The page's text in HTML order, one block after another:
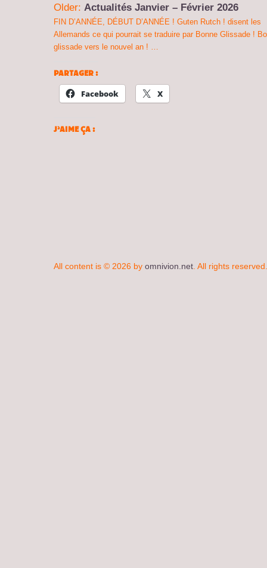
Older: Actualités Janvier – Février 2026
FIN D’ANNÉE, DÉBUT D’ANNÉE ! Guten Rutch ! disent les
Allemands ce qui pourrait se traduire par Bonne Glissade !
glissade vers le nouvel an ! …
PARTAGER :
Facebook
X
J’AIME ÇA :
All content is © 2026 by omnivion.net . All rights reserved.